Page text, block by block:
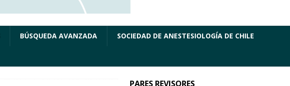
BÚSQUEDA AVANZADA SOCIEDAD DE ANESTESIOLOGÍA DE CHILE
PARES REVISORES